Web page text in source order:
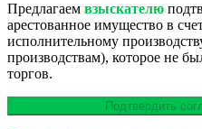
Предлагаем взыскателю
арестованное имущество в
исполнительному
производствам), которое не
торгов.
Подтвердить